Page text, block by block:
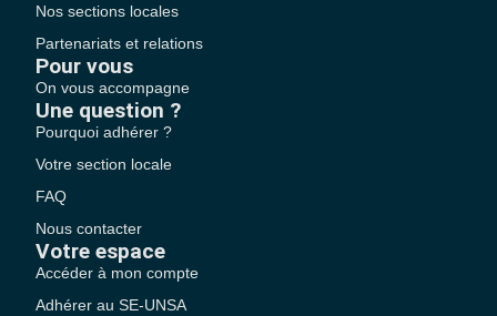
Nos sections locales
Partenariats et relations
Pour vous
On vous accompagne
Une question ?
Pourquoi adhérer ?
Votre section locale
FAQ
Nous contacter
Votre espace
Accéder à mon compte
Adhérer au SE-UNSA